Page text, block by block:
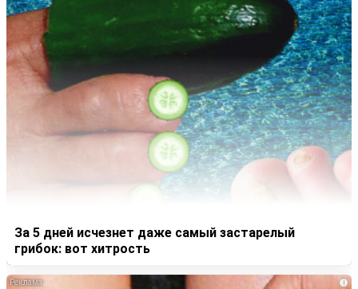
За 5 дней исчезнет даже самый застарелый
грибок: вот хитрость
i